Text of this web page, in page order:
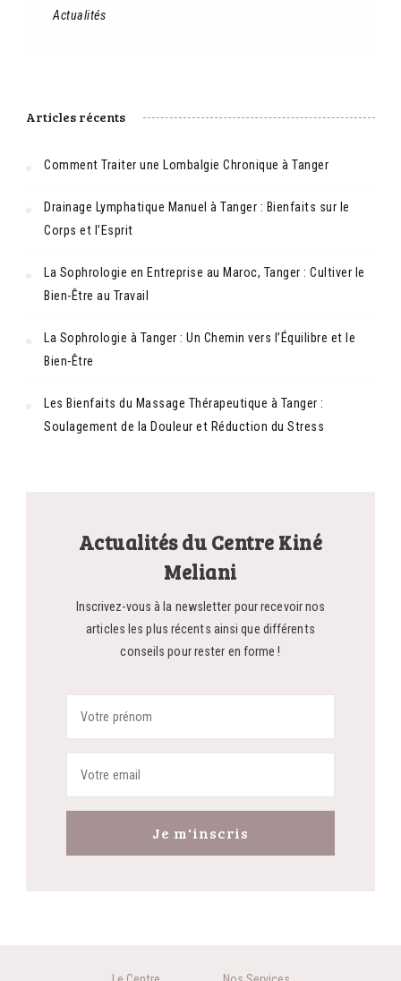
Actualités
Articles récents
Comment Traiter une Lombalgie Chronique à Tanger
Drainage Lymphatique Manuel à Tanger : Bienfaits sur le
Corps et l’Esprit
La Sophrologie en Entreprise au Maroc, Tanger : Cultiver le
Bien-Être au Travail
La Sophrologie à Tanger : Un Chemin vers l’Équilibre et le
Bien-Être
Les Bienfaits du Massage Thérapeutique à Tanger :
Soulagement de la Douleur et Réduction du Stress
Actualités du Centre Kiné
Meliani
Inscrivez-vous à la newsletter pour recevoir nos
articles les plus récents ainsi que différents
conseils pour rester en forme !